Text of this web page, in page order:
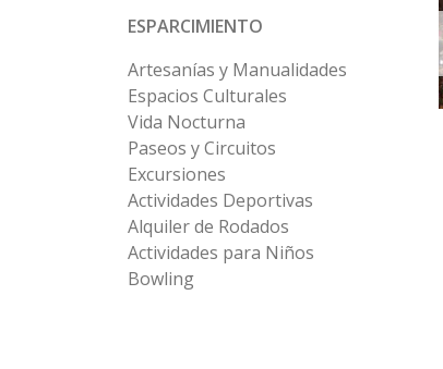
ESPARCIMIENTO
Artesanías y Manualidades
Espacios Culturales
Vida Nocturna
Paseos y Circuitos
Excursiones
Actividades Deportivas
Alquiler de Rodados
Actividades para Niños
Bowling